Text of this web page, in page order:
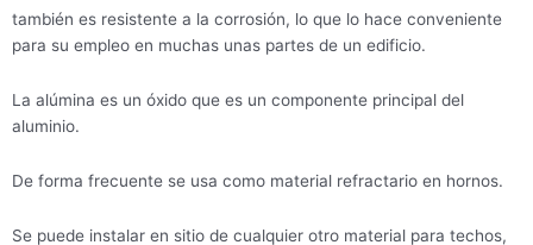
también es resistente a la corrosión, lo que lo hace conveniente
para su empleo en muchas unas partes de un edificio.
La alúmina es un óxido que es un componente principal del
aluminio.
De forma frecuente se usa como material refractario en hornos.
Se puede instalar en sitio de cualquier otro material para techos,